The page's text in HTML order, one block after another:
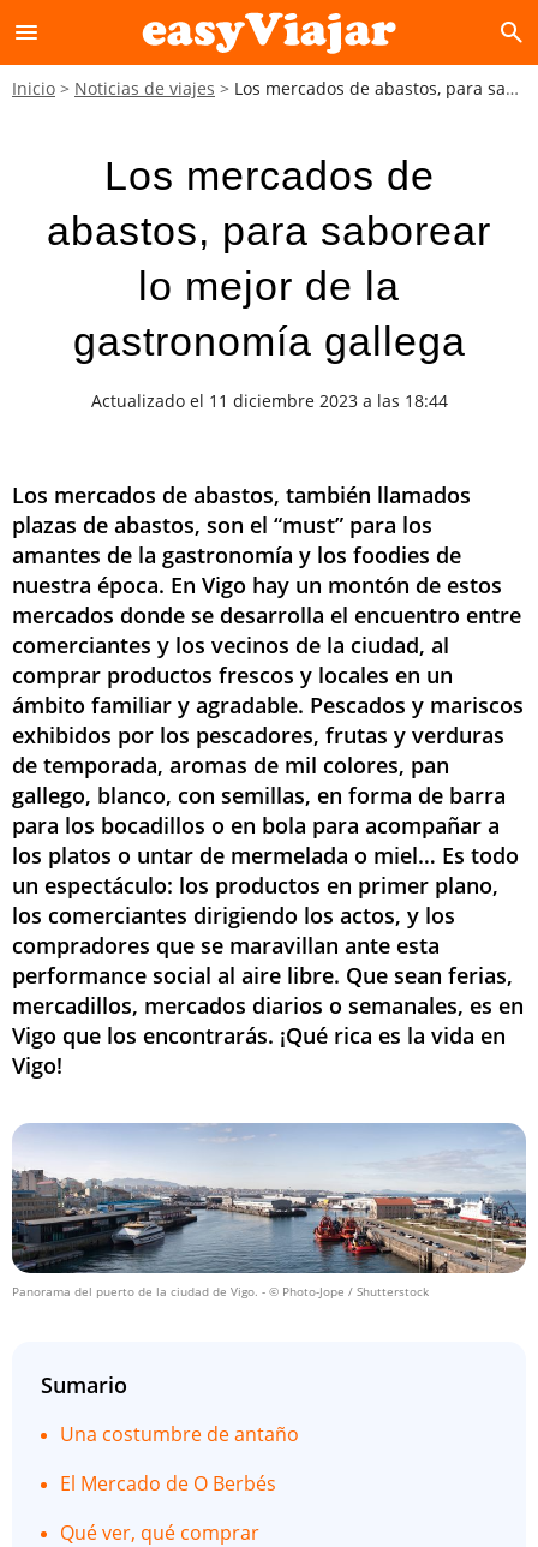
menu search
Inicio Noticias de viajes Los mercados de abastos, para saborear lo mejor de la gastronomía gallega
Los mercados de
abastos, para saborear
lo mejor de la
gastronomía gallega
Actualizado el 11 diciembre 2023 a las 18:44
Los mercados de abastos, también llamados
plazas de abastos, son el “must” para los
amantes de la gastronomía y los foodies de
nuestra época. En Vigo hay un montón de estos
mercados donde se desarrolla el encuentro entre
comerciantes y los vecinos de la ciudad, al
comprar productos frescos y locales en un
ámbito familiar y agradable. Pescados y mariscos
exhibidos por los pescadores, frutas y verduras
de temporada, aromas de mil colores, pan
gallego, blanco, con semillas, en forma de barra
para los bocadillos o en bola para acompañar a
los platos o untar de mermelada o miel… Es todo
un espectáculo: los productos en primer plano,
los comerciantes dirigiendo los actos, y los
compradores que se maravillan ante esta
performance social al aire libre. Que sean ferias,
mercadillos, mercados diarios o semanales, es en
Vigo que los encontrarás. ¡Qué rica es la vida en
Vigo!
Panorama del puerto de la ciudad de Vigo. - © Photo-Jope / Shutterstock
Sumario
Una costumbre de antaño
El Mercado de O Berbés
Qué ver, qué comprar